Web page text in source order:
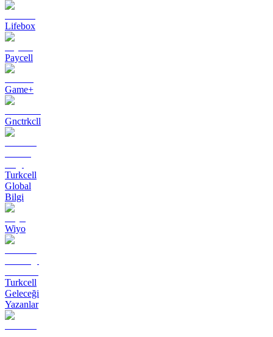
Lifebox
Paycell
Game+
Gnctrkcll
Turkcell
Global
Bilgi
Wiyo
Turkcell
Geleceği
Yazanlar